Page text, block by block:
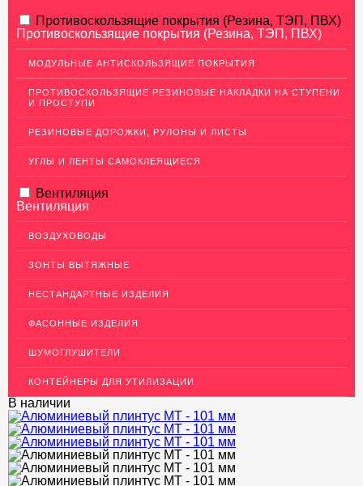
АЛЮМИНИЕВЫЙ ПРОКАТ
НЕРЖАВЕЮЩАЯ СТАЛЬ
МЕДНЫЙ ПРОКАТ
ЛАТУННЫЙ ПРОКАТ
ДЕКОР НЕРЖАВЕЙКА
ОГРАЖДЕНИЯ ДЛЯ ЛЕСТНИЦ
ЭЛЕКТРОДЫ
ДЕКОРАТИВНЫЙ УГОЛОК
МЕТАЛЛИЧЕСКИЕ ПОРОГИ НАПОЛЬНЫЕ (ДЛЯ ПОЛА),
РАСКЛАДКА, ПЛИНТУС
Алюминиевый плинтус
Раскладка под плитку
Т-образный профиль
Полоса декоративная
ПОТОЛКИ
АКЦИИ
Противоскользящие покрытия (Резина, ТЭП, ПВХ)
Противоскользящие покрытия (Резина, ТЭП, ПВХ)
МОДУЛЬНЫЕ АНТИСКОЛЬЗЯЩИЕ ПОКРЫТИЯ
ПРОТИВОСКОЛЬЗЯЩИЕ РЕЗИНОВЫЕ НАКЛАДКИ НА СТУПЕНИ
И ПРОСТУПИ
РЕЗИНОВЫЕ ДОРОЖКИ, РУЛОНЫ И ЛИСТЫ
УГЛЫ И ЛЕНТЫ САМОКЛЕЯЩИЕСЯ
Вентиляция
Вентиляция
ВОЗДУХОВОДЫ
ЗОНТЫ ВЫТЯЖНЫЕ
НЕСТАНДАРТНЫЕ ИЗДЕЛИЯ
ФАСОННЫЕ ИЗДЕЛИЯ
ШУМОГЛУШИТЕЛИ
КОНТЕЙНЕРЫ ДЛЯ УТИЛИЗАЦИИ
В наличии